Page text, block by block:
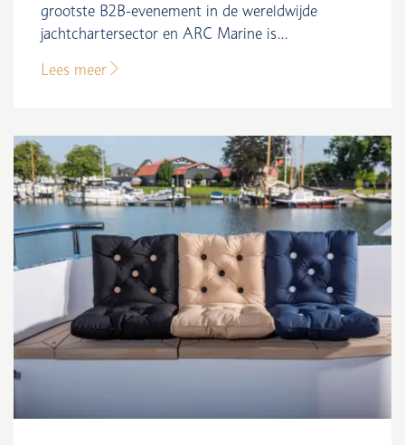
grootste B2B-evenement in de wereldwijde
jachtchartersector en ARC Marine is...
Lees meer